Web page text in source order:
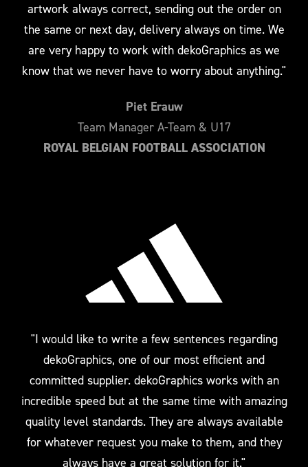
artwork always correct, sending out the order on
the same or next day, delivery always on time. We
are very happy to work with dekoGraphics as we
know that we never have to worry about anything."
Piet Erauw
Team Manager A-Team & U17
ROYAL BELGIAN FOOTBALL ASSOCIATION
"I would like to write a few sentences regarding
dekoGraphics, one of our most efficient and
committed supplier. dekoGraphics works with an
incredible speed but at the same time with amazing
quality level standards. They are always available
for whatever request you make to them, and they
always have a great solution for it."